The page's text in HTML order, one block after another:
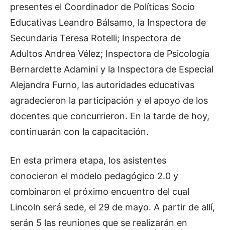
presentes el Coordinador de Políticas Socio
Educativas Leandro Bálsamo, la Inspectora de
Secundaria Teresa Rotelli; Inspectora de
Adultos Andrea Vélez; Inspectora de Psicología
Bernardette Adamini y la Inspectora de Especial
Alejandra Furno, las autoridades educativas
agradecieron la participación y el apoyo de los
docentes que concurrieron. En la tarde de hoy,
continuarán con la capacitación.
En esta primera etapa, los asistentes
conocieron el modelo pedagógico 2.0 y
combinaron el próximo encuentro del cual
Lincoln será sede, el 29 de mayo. A partir de allí,
serán 5 las reuniones que se realizarán en